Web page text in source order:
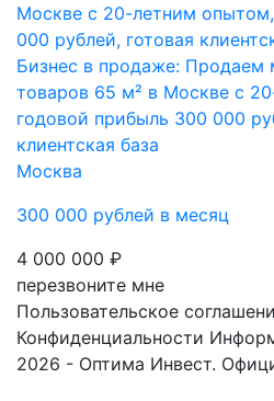
Бизнес в продаже: Продаем
товаров 65 м² в Москве с
годовой прибыль 300 000
клиентская база
Москва
300 000 рублей в месяц
4 000 000 ₽
перезвоните мне
Пользовательское
Конфиденциальности
2026 - Оптима Инвест.